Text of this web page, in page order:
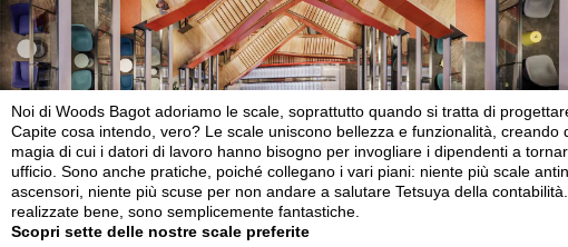
Noi di Woods Bagot adoriamo le scale, soprattutto quando si tratta di
Capite cosa intendo, vero? Le scale uniscono bellezza e funzionalità, creando
magia di cui i datori di lavoro hanno bisogno per invogliare i dipendenti a
ufficio. Sono anche pratiche, poiché collegano i vari piani: niente più scale
ascensori, niente più scuse per non andare a salutare Tetsuya della
realizzate bene, sono semplicemente fantastiche.
Scopri sette delle nostre scale preferite